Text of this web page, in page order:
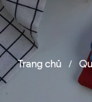
Trang chủ /